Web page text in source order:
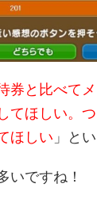
券と比べて
てほしい。
ほしい 」と
いですね！